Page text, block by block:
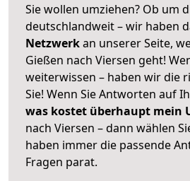
Sie wollen umziehen? Ob um
deutschlandweit – wir haben
Netzwerkan unserer Seite,
Gießen nach Viersen geht!
weiterwissen – haben wir die
Sie! Wenn Sie Antworten auf
was kostet überhaupt mein
nach Viersen – dann wählen
haben immer die passende
Fragen parat.